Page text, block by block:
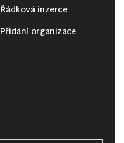
Řádková inzerce
Přidání organizace